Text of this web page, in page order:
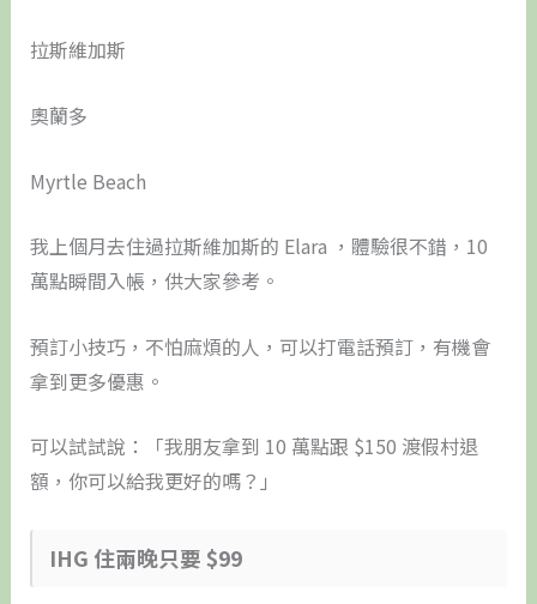
拉斯維加斯
奧蘭多
Myrtle Beach
我上個月去住過拉斯維加斯的 Elara ，體驗很不錯，10
萬點瞬間入帳，供大家參考。
預訂小技巧，不怕麻煩的人，可以打電話預訂，有機會
拿到更多優惠。
可以試試說：「我朋友拿到 10 萬點跟 $150 渡假村退
額，你可以給我更好的嗎？」
IHG 住兩晚只要 $99